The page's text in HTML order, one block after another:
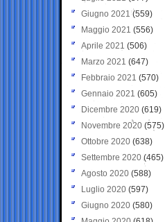
Giugno 2021(559)
Maggio 2021 (556)
Aprile 2021 (506)
Marzo 2021 (647)
Febbraio 2021 (570)
Gennaio 2021 (605)
Dicembre 2020 (619)
Novembre 2020 (575)
Ottobre 2020 (638)
Settembre 2020(465)
Agosto 2020 (588)
Luglio 2020 (597)
Giugno 2020 (580)